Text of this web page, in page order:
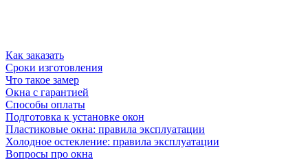
Как заказать
Сроки изготовления
Что такое замер
Окна с гарантией
Способы оплаты
Подготовка к установке окон
Пластиковые окна: правила эксплуатации
Холодное остекление: правила эксплуатации
Вопросы про окна